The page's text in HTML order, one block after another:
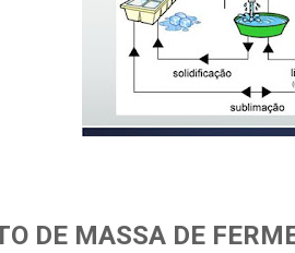
DE MASSA DE